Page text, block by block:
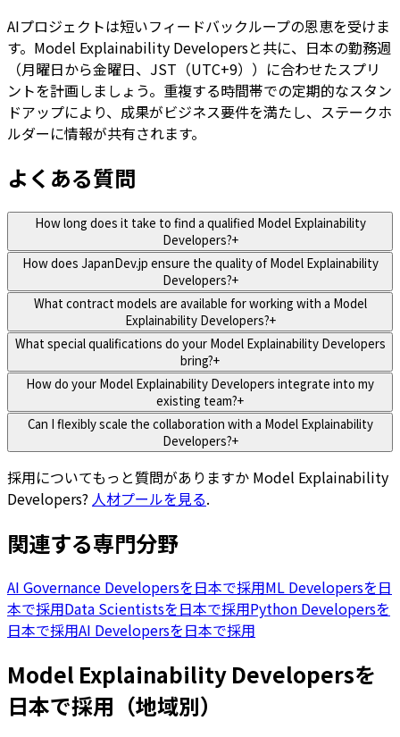
AIプロジェクトは短いフィードバックループの恩恵を受けま
す。Model Explainability Developersと共に、日本の勤務週
（月曜日から金曜日、JST（UTC+9））に合わせたスプリ
ントを計画しましょう。重複する時間帯での定期的なスタン
ドアップにより、成果がビジネス要件を満たし、ステークホ
ルダーに情報が共有されます。
よくある質問
How long does it take to find a qualified Model Explainability
Developers?+
How does JapanDev.jp ensure the quality of Model Explainability
Developers?+
What contract models are available for working with a Model
Explainability Developers?+
What special qualifications do your Model Explainability Developers
bring?+
How do your Model Explainability Developers integrate into my
existing team?+
Can I flexibly scale the collaboration with a Model Explainability
Developers?+
採用についてもっと質問がありますか Model Explainability
Developers? 人材プールを見る.
関連する専門分野
AI Governance Developersを日本で採用ML Developersを日
本で採用Data Scientistsを日本で採用Python Developersを
日本で採用AI Developersを日本で採用
Model Explainability Developersを
日本で採用（地域別）